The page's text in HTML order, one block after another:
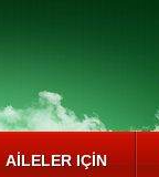
AILELER IÇIN